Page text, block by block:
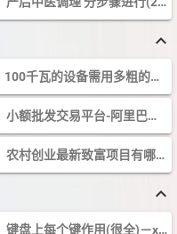
keyboard_arrow_up
100千瓦的设备需用多粗的电缆？说明一下,距离变压器约350米远.急!急!急! ...
小额批发交易平台-阿里巴巴低价批发市场
农村创业最新致富项目有哪些(绿壳鸡蛋)
keyboard_arrow_up
键盘上每个键作用(很全)－xsm833的口袋－经验口袋